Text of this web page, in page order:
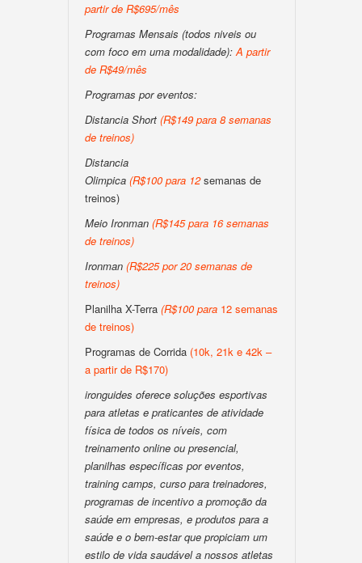
partir de R$695/mês
Programas Mensais (todos niveis ou
com foco em uma modalidade):A partir
de R$49/mês
Programas por eventos:
Distancia Short (R$149 para 8 semanas
de treinos)
Distancia
Olimpica (R$100 para 12semanas de
treinos)
Meio Ironman (R$145 para 16 semanas
de treinos)
Ironman (R$225 por 20 semanas de
treinos)
Planilha X-Terra (R$100 para 12 semanas
de treinos)
Programas de Corrida (10k, 21k e 42k –
a partir de R$170)
ironguides oferece soluções esportivas
para atletas e praticantes de atividade
física de todos os níveis, com
treinamento online ou presencial,
planilhas específicas por eventos,
training camps, curso para treinadores,
programas de incentivo a promoção da
saúde em empresas, e produtos para a
saúde e o bem-estar que propiciam um
estilo de vida saudável a nossos atletas